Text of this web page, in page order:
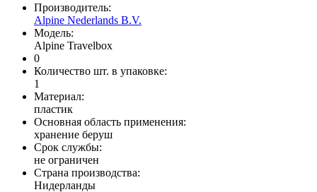
Производитель:
Alpine Nederlands B.V.
Модель:
Alpine Travelbox
0
Количество шт. в упаковке:
1
Материал:
пластик
Основная область применения:
хранение беруш
Срок службы:
не ограничен
Страна производства:
Нидерланды